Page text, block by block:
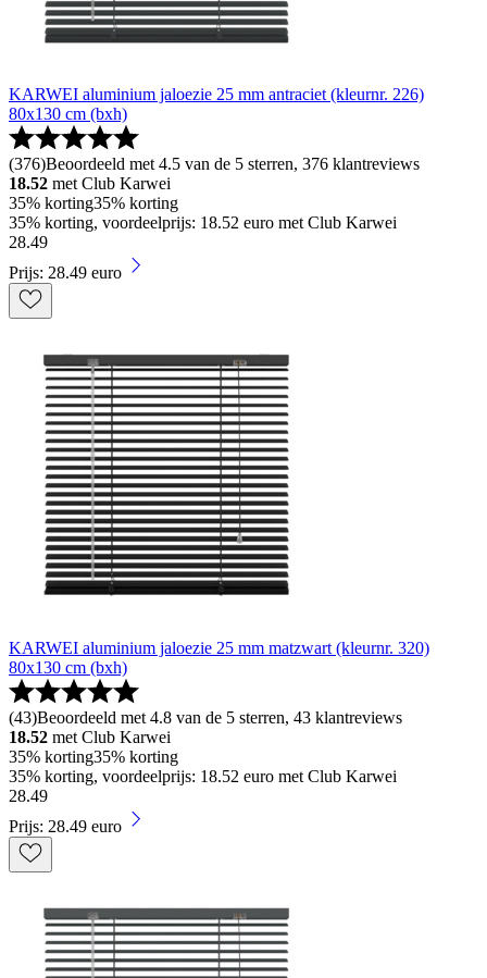
KARWEI aluminium jaloezie 25 mm antraciet (kleurnr. 226)
80x130 cm (bxh)
(376)Beoordeeld met 4.5 van de 5 sterren, 376 klantreviews
18.52 met Club Karwei
35% korting35% korting
35% korting, voordeelprijs: 18.52 euro met Club Karwei
28.49
Prijs: 28.49 euro
KARWEI aluminium jaloezie 25 mm matzwart (kleurnr. 320)
80x130 cm (bxh)
(43)Beoordeeld met 4.8 van de 5 sterren, 43 klantreviews
18.52 met Club Karwei
35% korting35% korting
35% korting, voordeelprijs: 18.52 euro met Club Karwei
28.49
Prijs: 28.49 euro